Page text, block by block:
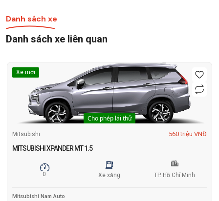
Danh sách xe
Danh sách xe liên quan
Xe mới
Cho phép lái thử
Mitsubishi 560 triệu VNĐ
MITSUBISHI XPANDER MT 1.5
0 Xe xăng TP. Hồ Chí Minh
Mitsubishi Nam Auto